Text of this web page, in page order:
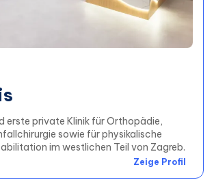
erste private Klinik für Orthopädie,
sowie für physikalische
im westlichen Teil von Zagreb.
Zeige Profil